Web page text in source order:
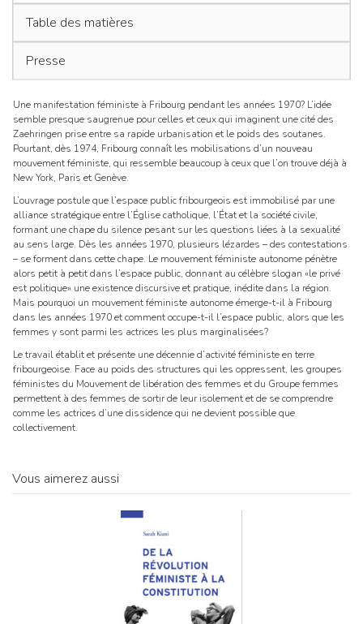
Table des matières
Presse
Une manifestation féministe à Fribourg pendant les années 1970? L’idée
semble presque saugrenue pour celles et ceux qui imaginent une cité des
Zaehringen prise entre sa rapide urbanisation et le poids des soutanes.
Pourtant, dès 1974, Fribourg connaît les mobilisations d’un nouveau
mouvement féministe, qui ressemble beaucoup à ceux que l’on trouve déjà à
New York, Paris et Genève.
L’ouvrage postule que l’espace public fribourgeois est immobilisé par une
alliance stratégique entre l’Église catholique, l’État et la société civile,
formant une chape du silence pesant sur les questions liées à la sexualité
au sens large. Dès les années 1970, plusieurs lézardes – des contestations
– se forment dans cette chape. Le mouvement féministe autonome pénètre
alors petit à petit dans l’espace public, donnant au célèbre slogan «le privé
est politique» une existence discursive et pratique, inédite dans la région.
Mais pourquoi un mouvement féministe autonome émerge-t-il à Fribourg
dans les années 1970 et comment occupe-t-il l’espace public, alors que les
femmes y sont parmi les actrices les plus marginalisées?
Le travail établit et présente une décennie d’activité féministe en terre
fribourgeoise. Face au poids des structures qui les oppressent, les groupes
féministes du Mouvement de libération des femmes et du Groupe femmes
permettent à des femmes de sortir de leur isolement et de se comprendre
comme les actrices d’une dissidence qui ne devient possible que
collectivement.
Vous aimerez aussi